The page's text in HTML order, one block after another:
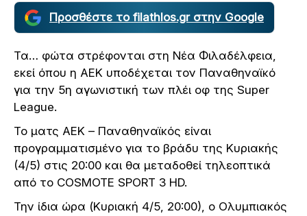
Προσθέστε το filathlos.gr στην Google
Τα… φώτα στρέφονται στη Νέα Φιλαδέλφεια,
εκεί όπου η ΑΕΚ υποδέχεται τον Παναθηναϊκό
για την 5η αγωνιστική των πλέι οφ της Super
League.
Το ματς ΑΕΚ – Παναθηναϊκός είναι
προγραμματισμένο για το βράδυ της Κυριακής
(4/5) στις 20:00 και θα μεταδοθεί τηλεοπτικά
από το COSMOTE SPORT 3 HD.
Την ίδια ώρα (Κυριακή 4/5, 20:00), ο Ολυμπιακός